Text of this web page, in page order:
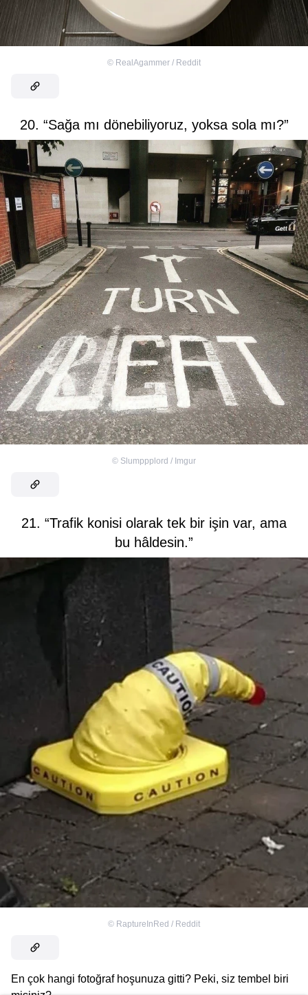
© RealAgammer / Reddit
20. “Sağa mı dönebiliyoruz, yoksa sola mı?”
© Slumppplord / Imgur
21. “Trafik konisi olarak tek bir işin var, ama
bu hâldesin.”
© RaptureInRed / Reddit
En çok hangi fotoğraf hoşunuza gitti? Peki, siz tembel biri